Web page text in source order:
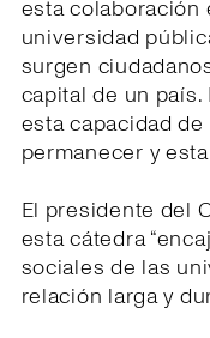
esta colaboración
universidad
surgen
capital de un
esta capacidad
permanecer y
El presidente del
esta cátedra
sociales de las
relación larga y